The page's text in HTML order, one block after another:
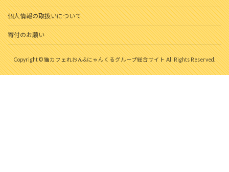
個人情報の取扱いについて
寄付のお願い
Copyright © 猫カフェれおん&にゃんくるグループ総合サイト All Rights Reserved.